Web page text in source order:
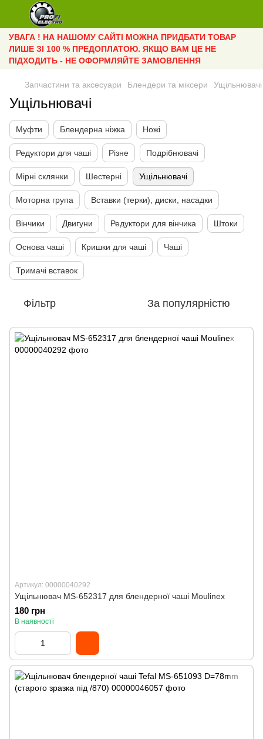
УВАГА ! НА НАШОМУ САЙТІ МОЖНА ПРИДБАТИ ТОВАР
ЛИШЕ ЗІ 100 % ПРЕДОПЛАТОЮ. ЯКЩО ВАМ ЦЕ НЕ
ПІДХОДИТЬ - НЕ ОФОРМЛЯЙТЕ ЗАМОВЛЕННЯ
Запчастини та аксесуари Блендери та міксери Ущільнювачі
Ущільнювачі
Муфти Блендерна ніжка Ножі
Редуктори для чаші Різне Подрібнювачі
Мірні склянки Шестерні Ущільнювачі
Моторна група Вставки (терки), диски, насадки
Вінчики Двигуни Редуктори для вінчика Штоки
Основа чаші Кришки для чаші Чаші
Тримачі вставок
Фільтр За популярністю
Артикул: 00000040292
Ущільнювач MS-652317 для блендерної чаші Moulinex
180 грн
В наявності